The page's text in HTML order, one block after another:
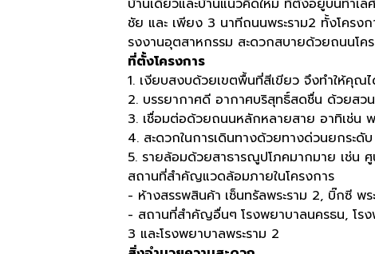
บ้านเดี่ยวและบ้านแนวคิดใหม่ ที่ตั้งอยู่บนทำ
ชัย และ เพียง 3 นาทีถนนพระราม2 ทั้งโครง
รงงานอุตสาหกรรม สะดวกสบายด้วยถนนโค
ที่ตั้งโครงการ
1. เงียบสงบด้วยเขตพื้นที่สีเขียว จึงทำให้คุณ
2. บรรยากาศดี อากาศบริสุทธิ์สดชื่น ด้วยสว
3. เชื่อมต่อด้วยถนนหลักหลายสาย อาทิเช่น
4. สะดวกในการเดินทางด้วยทางด่วนยกระดั
5. รายล้อมด้วยสาธารณูปโภคมากมาย เช่น
สถานที่สำคัญแวดล้อมภายในโครงการ
- ห้างสรรพสินค้า เซ็นทรัลพระราม 2, บิ๊กซี พ
- สถานที่สำคัญอื่นๆ โรงพยาบาลนครธน, โ
3 และโรงพยาบาลพระราม 2